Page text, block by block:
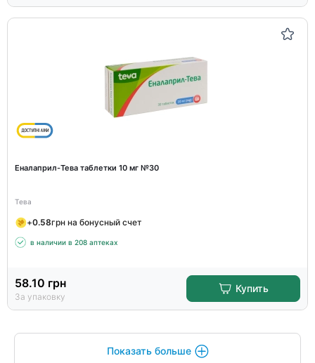
Еналаприл-Тева таблетки 10 мг №30
Тева
+0.58грн на бонусный счет
в наличии в 208 аптеках
58.10 грн
За упаковку
Купить
Показать больше